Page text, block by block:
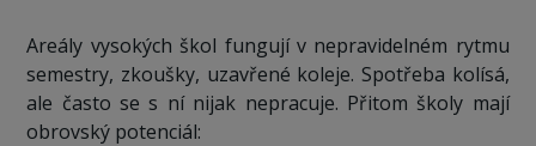
Areály vysokých škol fungují v nepravidelném rytmu
semestry, zkoušky, uzavřené koleje. Spotřeba kolísá,
ale často se s ní nijak nepracuje. Přitom školy mají
obrovský potenciál: